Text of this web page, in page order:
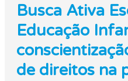
Busca Ativa
Educação
de direitos na